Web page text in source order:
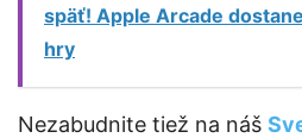
späť! Apple Arcade
hry
Nezabudnite tiež na náš